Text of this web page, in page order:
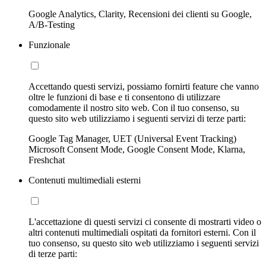
Google Analytics, Clarity, Recensioni dei clienti su Google,
A/B-Testing
Funzionale
Accettando questi servizi, possiamo fornirti feature che vanno
oltre le funzioni di base e ti consentono di utilizzare
comodamente il nostro sito web. Con il tuo consenso, su
questo sito web utilizziamo i seguenti servizi di terze parti:
Google Tag Manager, UET (Universal Event Tracking)
Microsoft Consent Mode, Google Consent Mode, Klarna,
Freshchat
Contenuti multimediali esterni
L'accettazione di questi servizi ci consente di mostrarti video o
altri contenuti multimediali ospitati da fornitori esterni. Con il
tuo consenso, su questo sito web utilizziamo i seguenti servizi
di terze parti: